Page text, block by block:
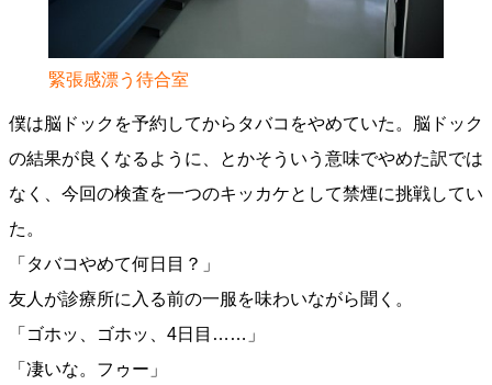
緊張感漂う待合室
僕は脳ドックを予約してからタバコをやめていた。脳ドック
の結果が良くなるように、とかそういう意味でやめた訳では
なく、今回の検査を一つのキッカケとして禁煙に挑戦してい
た。
「タバコやめて何日目？」
友人が診療所に入る前の一服を味わいながら聞く。
「ゴホッ、ゴホッ、4日目……」
「凄いな。フゥー」